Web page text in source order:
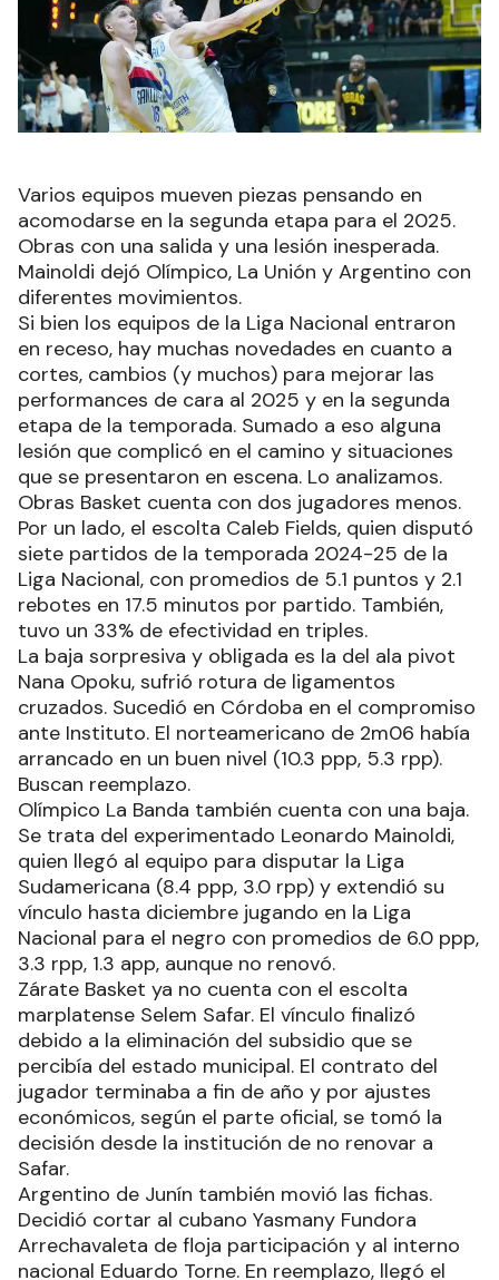
Varios equipos mueven piezas pensando en
acomodarse en la segunda etapa para el 2025.
Obras con una salida y una lesión inesperada.
Mainoldi dejó Olímpico, La Unión y Argentino con
diferentes movimientos.
Si bien los equipos de la Liga Nacional entraron
en receso, hay muchas novedades en cuanto a
cortes, cambios (y muchos) para mejorar las
performances de cara al 2025 y en la segunda
etapa de la temporada. Sumado a eso alguna
lesión que complicó en el camino y situaciones
que se presentaron en escena. Lo analizamos.
Obras Basket cuenta con dos jugadores menos.
Por un lado, el escolta Caleb Fields, quien disputó
siete partidos de la temporada 2024-25 de la
Liga Nacional, con promedios de 5.1 puntos y 2.1
rebotes en 17.5 minutos por partido. También,
tuvo un 33% de efectividad en triples.
La baja sorpresiva y obligada es la del ala pivot
Nana Opoku, sufrió rotura de ligamentos
cruzados. Sucedió en Córdoba en el compromiso
ante Instituto. El norteamericano de 2m06 había
arrancado en un buen nivel (10.3 ppp, 5.3 rpp).
Buscan reemplazo.
Olímpico La Banda también cuenta con una baja.
Se trata del experimentado Leonardo Mainoldi,
quien llegó al equipo para disputar la Liga
Sudamericana (8.4 ppp, 3.0 rpp) y extendió su
vínculo hasta diciembre jugando en la Liga
Nacional para el negro con promedios de 6.0 ppp,
3.3 rpp, 1.3 app, aunque no renovó.
Zárate Basket ya no cuenta con el escolta
marplatense Selem Safar. El vínculo finalizó
debido a la eliminación del subsidio que se
percibía del estado municipal. El contrato del
jugador terminaba a fin de año y por ajustes
económicos, según el parte oficial, se tomó la
decisión desde la institución de no renovar a
Safar.
Argentino de Junín también movió las fichas.
Decidió cortar al cubano Yasmany Fundora
Arrechavaleta de floja participación y al interno
nacional Eduardo Torne. En reemplazo, llegó el